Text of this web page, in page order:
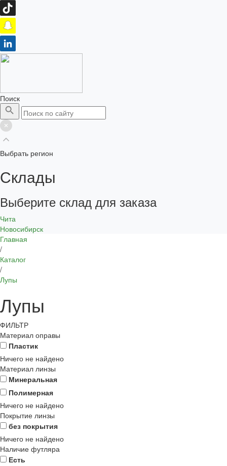
Поиск
Выбрать регион
Склады
Выберите склад для заказа
Чита
Новосибирск
Главная
/
Каталог
/
Лупы
Лупы
ФИЛЬТР
Материал оправы
Пластик
Ничего не найдено
Материал линзы
Минеральная
Полимерная
Ничего не найдено
Покрытие линзы
без покрытия
Ничего не найдено
Наличие футляра
Есть